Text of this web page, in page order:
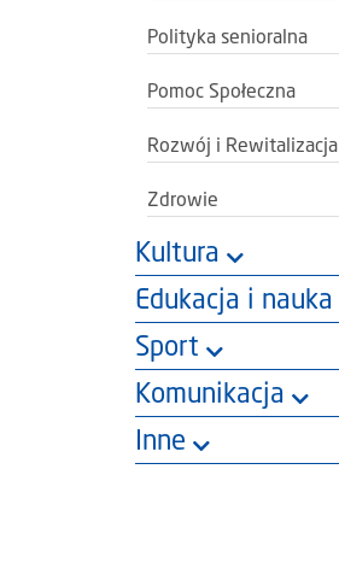
Polityka senioralna
Pomoc Społeczna
Rozwój i Rewitalizacja
Zdrowie
Kultura
Edukacja i nauka
Sport
Komunikacja
Inne